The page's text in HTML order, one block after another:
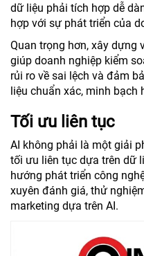
dữ liệu phải tích hợp dễ
hợp với sự phát triển của
Quan trọng hơn, xây dựng
giúp doanh nghiệp kiểm
rủi ro về sai lệch và đảm
liệu chuẩn xác, minh bạch
Tối ưu liên tục
AI không phải là một giải
tối ưu liên tục dựa trên dữ
hướng phát triển công
xuyên đánh giá, thử
marketing dựa trên AI.